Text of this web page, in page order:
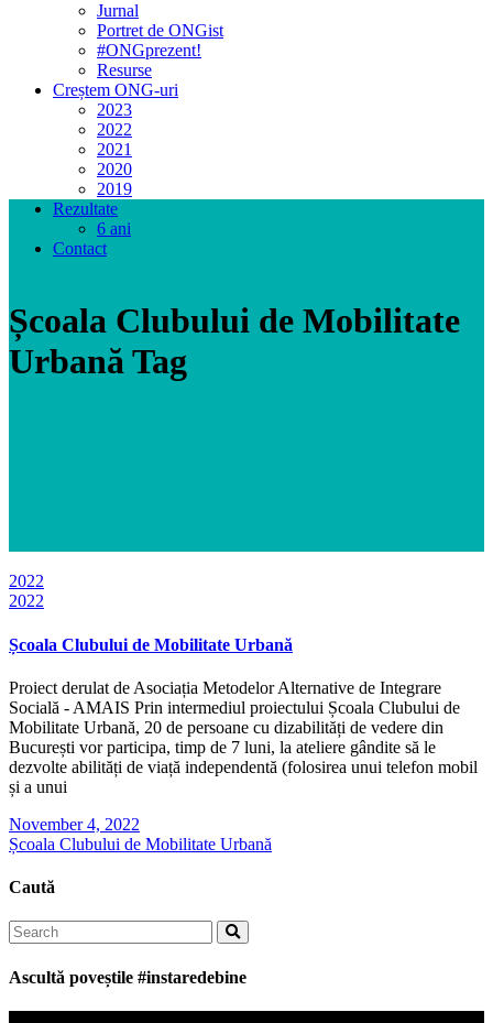
Jurnal
Portret de ONGist
#ONGprezent!
Resurse
Creștem ONG-uri
2023
2022
2021
2020
2019
Rezultate
6 ani
Contact
Școala Clubului de Mobilitate
Urbană Tag
2022
2022
Școala Clubului de Mobilitate Urbană
Proiect derulat de Asociația Metodelor Alternative de Integrare
Socială - AMAIS Prin intermediul proiectului Școala Clubului de
Mobilitate Urbană, 20 de persoane cu dizabilități de vedere din
București vor participa, timp de 7 luni, la ateliere gândite să le
dezvolte abilități de viață independentă (folosirea unui telefon mobil
și a unui
November 4, 2022
Școala Clubului de Mobilitate Urbană
Caută
Search
for:
Ascultă poveștile #instaredebine